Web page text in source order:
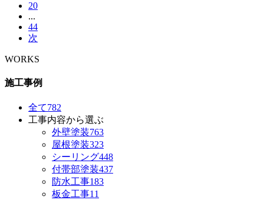
20
...
44
次
WORKS
施工事例
全て782
工事内容から選ぶ
外壁塗装763
屋根塗装323
シーリング448
付帯部塗装437
防水工事183
板金工事11